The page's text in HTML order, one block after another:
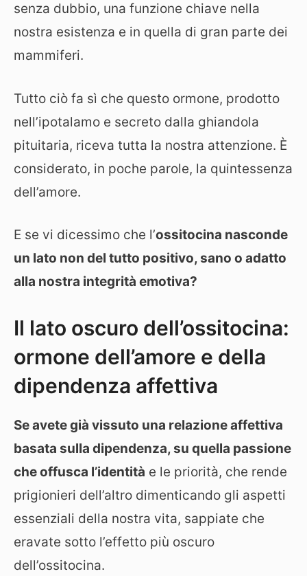
senza dubbio, una funzione chiave nella
nostra esistenza e in quella di gran parte dei
mammiferi.
Tutto ciò fa sì che questo ormone, prodotto
nell’ipotalamo e secreto dalla ghiandola
pituitaria, riceva tutta la nostra attenzione. È
considerato, in poche parole, la quintessenza
dell’amore.
E se vi dicessimo che l’ossitocina nasconde
un lato non del tutto positivo, sano o adatto
alla nostra integrità emotiva?
Il lato oscuro dell’ossitocina:
ormone dell’amore e della
dipendenza affettiva
Se avete già vissuto una relazione affettiva
basata sulla dipendenza, su quella passione
che offusca l’identità e le priorità, che rende
prigionieri dell’altro dimenticando gli aspetti
essenziali della nostra vita, sappiate che
eravate sotto l’effetto più oscuro
dell’ossitocina.